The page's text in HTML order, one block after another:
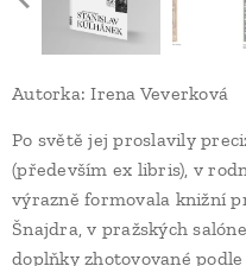
Autorka: Irena Veverková
Po světě jej proslavily
(především ex libris), v
výrazně formovala knižní
Šnajdra, v pražských
doplňky zhotovované